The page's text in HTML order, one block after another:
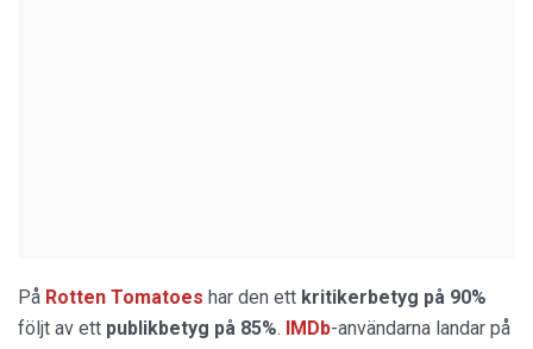
På Rotten Tomatoes har den ett kritikerbetyg på 90%
följt av ett publikbetyg på 85%. IMDb-användarna landar på